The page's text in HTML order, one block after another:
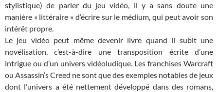
stylistique) de parler du jeu vidéo, il y a sans doute une
manière « littéraire » d’écrire sur le médium, qui peut avoir son
intérêt propre.
Le jeu vidéo peut même devenir livre quand il subit une
novélisation, c’est-à-dire une transposition écrite d’une
intrigue ou d’un univers vidéoludique. Les franchises Warcraft
ou Assassin’s Creed ne sont que des exemples notables de jeux
dont l’univers a été nettement développé dans des romans,